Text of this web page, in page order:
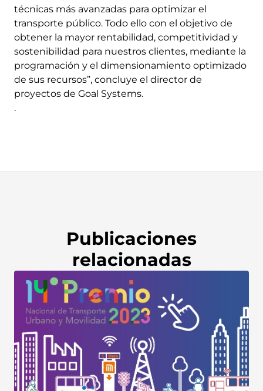
técnicas más avanzadas para optimizar el
transporte público. Todo ello con el objetivo de
obtener la mayor rentabilidad, competitividad y
sostenibilidad para nuestros clientes, mediante la
programación y el dimensionamiento optimizado
de sus recursos”, concluye el director de
proyectos de Goal Systems.
.
Publicaciones
relacionadas